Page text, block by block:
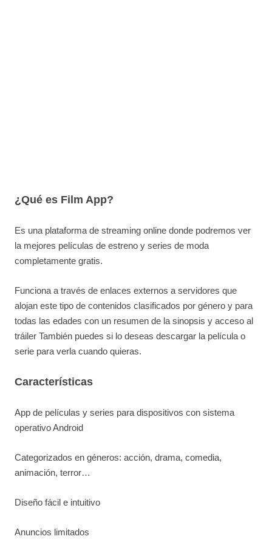
¿Qué es Film App?
Es una plataforma de streaming online donde podremos ver
la mejores películas de estreno y series de moda
completamente gratis.
Funciona a través de enlaces externos a servidores que
alojan este tipo de contenidos clasificados por género y para
todas las edades con un resumen de la sinopsis y acceso al
tráiler También puedes si lo deseas descargar la película o
serie para verla cuando quieras.
Características
App de películas y series para dispositivos con sistema
operativo Android
Categorizados en géneros: acción, drama, comedia,
animación, terror…
Diseño fácil e intuitivo
Anuncios limitados